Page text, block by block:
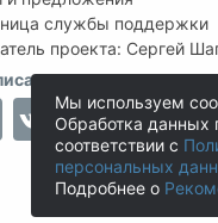
службы поддержки
проекта: Сергей
на нас
Мы используем
Обработка данных
соответствии с
персональных
Подробнее о